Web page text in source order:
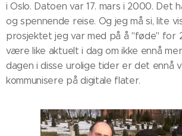
i Oslo. Datoen var 17. mars i 2000. Det
og spennende reise. Og jeg må si, lite
prosjektet jeg var med på å "føde" for
være like aktuelt i dag om ikke ennå
dagen i disse urolige tider er det ennå
kommunisere på digitale flater.